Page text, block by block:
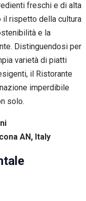
freschi e di alta
il rispetto della cultura
e la
Distinguendosi per
varietà di piatti
il Ristorante
imperdibile
solo.
AN, Italy